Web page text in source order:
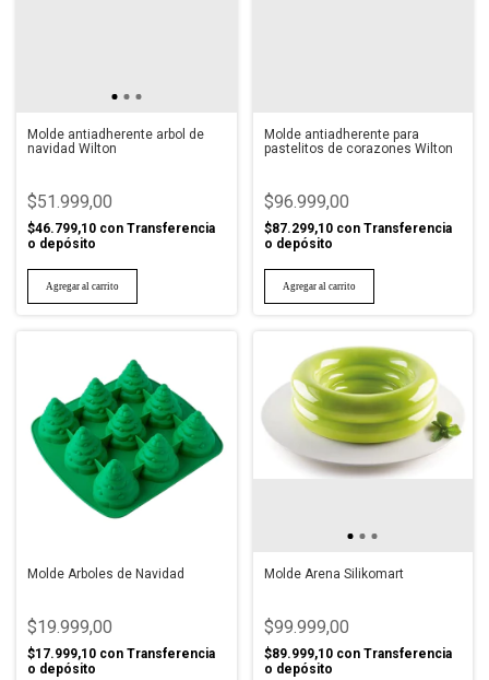
Molde antiadherente arbol de
navidad Wilton
$51.999,00
$46.799,10 con Transferencia
o depósito
Molde antiadherente para
pastelitos de corazones Wilton
$96.999,00
$87.299,10 con Transferencia
o depósito
Molde Árboles de Navidad
$19.999,00
$17.999,10 con Transferencia
o depósito
Molde Arena Silikomart
$99.999,00
$89.999,10 con Transferencia
o depósito